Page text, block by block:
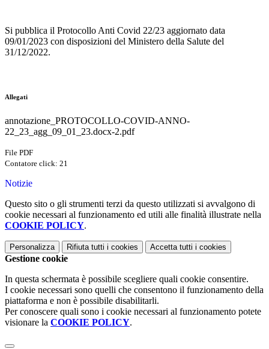
Si pubblica il Protocollo Anti Covid 22/23 aggiornato data
09/01/2023 con disposizioni del Ministero della Salute del
31/12/2022.
Allegati
annotazione_PROTOCOLLO-COVID-ANNO-
22_23_agg_09_01_23.docx-2.pdf
File PDF
Contatore click: 21
Notizie
Questo sito o gli strumenti terzi da questo utilizzati si avvalgono di
cookie necessari al funzionamento ed utili alle finalità illustrate nella
COOKIE POLICY.
Personalizza Rifiuta tutti i cookies Accetta tutti i cookies
Gestione cookie
In questa schermata è possibile scegliere quali cookie consentire.
I cookie necessari sono quelli che consentono il funzionamento della
piattaforma e non è possibile disabilitarli.
Per conoscere quali sono i cookie necessari al funzionamento potete
visionare la COOKIE POLICY.